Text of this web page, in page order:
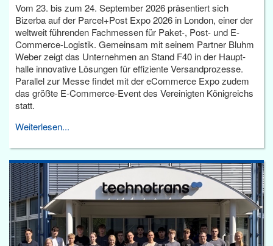
Vom 23. bis zum 24. September 2026 präsentiert sich
Bizerba auf der Parcel+Post Expo 2026 in London, einer der
weltweit führenden Fachmessen für Paket-, Post- und E-
Commerce-Logistik. Gemeinsam mit seinem Partner Bluhm
Weber zeigt das Unternehmen an Stand F40 in der Haupt­
halle innovative Lösungen für effiziente Versandprozesse.
Parallel zur Messe findet mit der eCommerce Expo zudem
das größte E-Commerce-Event des Vereinigten Königreichs
statt.
Weiterlesen...